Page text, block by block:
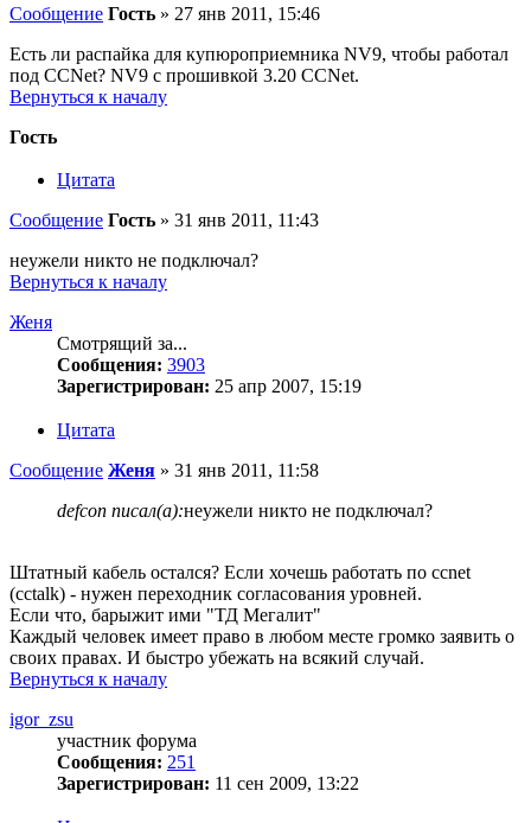
Сообщение Гость » 27 янв 2011, 15:46
Есть ли распайка для купюроприемника NV9, чтобы работал
под CCNet? NV9 с прошивкой 3.20 CCNet.
Вернуться к началу
Гость
Цитата
Сообщение Гость » 31 янв 2011, 11:43
неужели никто не подключал?
Вернуться к началу
Женя
Смотрящий за...
Сообщения: 3903
Зарегистрирован: 25 апр 2007, 15:19
Цитата
Сообщение Женя » 31 янв 2011, 11:58
defcon писал(а):неужели никто не подключал?
Штатный кабель остался? Если хочешь работать по ccnet
(cctalk) - нужен переходник согласования уровней.
Если что, барыжит ими "ТД Мегалит"
Каждый человек имеет право в любом месте громко заявить о
своих правах. И быстро убежать на всякий случай.
Вернуться к началу
igor_zsu
участник форума
Сообщения: 251
Зарегистрирован: 11 сен 2009, 13:22